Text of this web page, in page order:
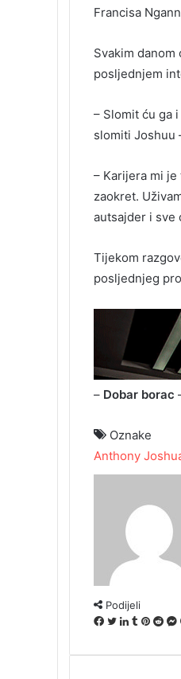
Francisa
Svakim danom
posljednjem
– Slomit ću ga
slomiti Joshuu
– Karijera mi
zaokret.
autsajder i sve
Tijekom
posljednjeg
– Dobar borac
Oznake
Anthony
Podijeli
Facebook
Twitter
LinkedIn
Tumblr